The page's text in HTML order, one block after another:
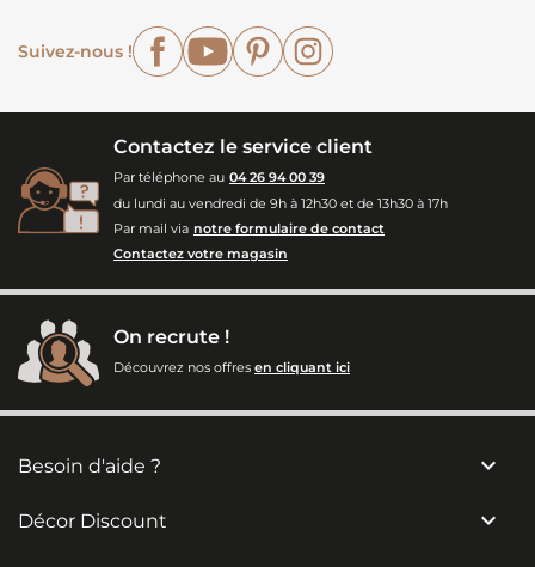
Suivez-nous !
FacebookYouTubePinterest
Contactez le service client
Par téléphone au 04 26 94 00 39
du lundi au vendredi de 9h à 12h30 et de 13h30 à 17h
Par mail via notre formulaire de contact
Contactez votre magasin
On recrute !
Découvrez nos offres en cliquant ici
Besoin d'aide ? 
Décor Discount 